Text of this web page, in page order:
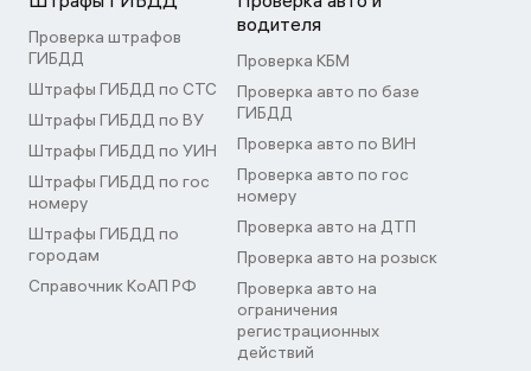
Проверка штрафов
ГИБДД
Штрафы ГИБДД по СТС
Штрафы ГИБДД по ВУ
Штрафы ГИБДД по УИН
Штрафы ГИБДД по гос
номеру
Штрафы ГИБДД по
городам
Справочник КоАП РФ
водителя
Проверка КБМ
Проверка авто по базе
ГИБДД
Проверка авто по ВИН
Проверка авто по гос
номеру
Проверка авто на ДТП
Проверка авто на розыск
Проверка авто на
ограничения
регистрационных
действий